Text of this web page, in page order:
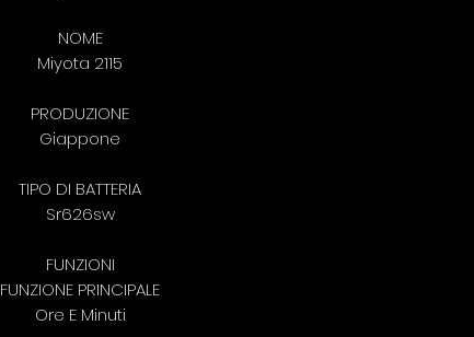
NOME
Miyota 2115
PRODUZIONE
Giappone
TIPO DI BATTERIA
Sr626sw
FUNZIONI
FUNZIONE PRINCIPALE
Ore E Minuti